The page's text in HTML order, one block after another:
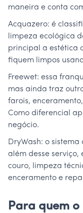
maneira e conta
Acquazero: é
limpeza ecológica
principal a estética
fiquem limpos
Freewet: essa
mas ainda traz
farois,
Como diferencial
negócio.
DryWash: o
além desse
couro, limpeza
enceramento e
Para quem